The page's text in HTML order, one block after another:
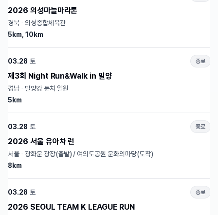
2026 의성마늘마라톤
경북 · 의성종합체육관
5km, 10km
03.28 토 종료
제3회 Night Run&Walk in 밀양
경남 · 밀양강 둔치 일원
5km
03.28 토 종료
2026 서울 유아차 런
서울 · 광화문 광장(출발) / 여의도공원 문화의마당(도착)
8km
03.28 토 종료
2026 SEOUL TEAM K LEAGUE RUN